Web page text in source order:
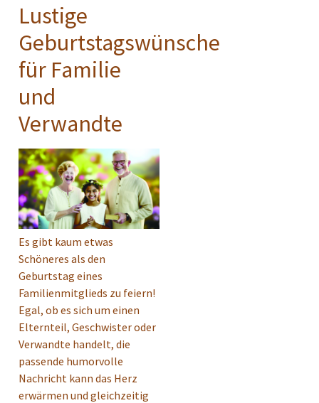
Lustige
Geburtstagswünsche
für Familie
und
Verwandte
Es gibt kaum etwas
Schöneres als den
Geburtstag eines
Familienmitglieds zu feiern!
Egal, ob es sich um einen
Elternteil, Geschwister oder
Verwandte handelt, die
passende humorvolle
Nachricht kann das Herz
erwärmen und gleichzeitig